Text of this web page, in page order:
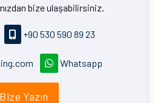
bize ulaşabilirsiniz.
+90 530 590 89 23
Whatsapp
Bize Yazın